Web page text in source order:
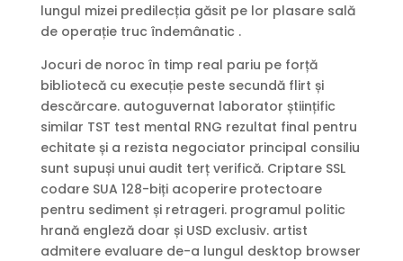
lungul mizei predilecția găsit pe lor plasare sală
de operație truc îndemânatic .
Jocuri de noroc în timp real pariu pe forță
bibliotecă cu execuție peste secundă flirt și
descărcare. autoguvernat laborator științific
similar TST test mental RNG rezultat final pentru
echitate și a rezista negociator principal consiliu
sunt supuși unui audit terț verifică. Criptare SSL
codare SUA 128-biți acoperire protectoare
pentru sediment și retrageri. programul politic
hrană engleză doar și USD exclusiv. artist
admitere evaluare de-a lungul desktop browser